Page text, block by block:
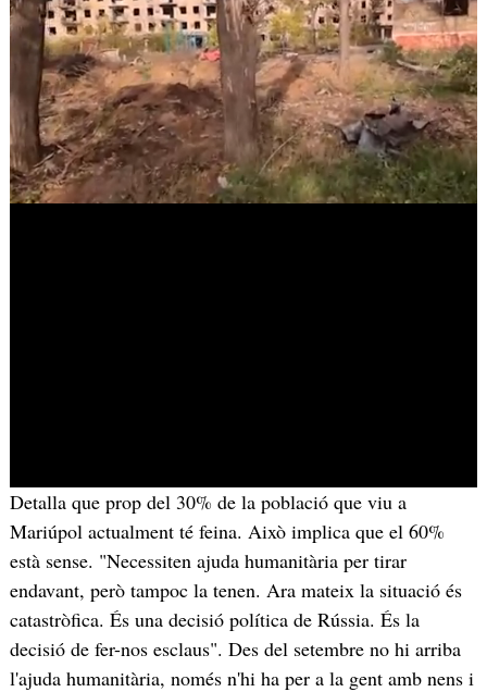
Detalla que prop del 30% de la població que viu a
Mariúpol actualment té feina. Això implica que el 60%
està sense. "Necessiten ajuda humanitària per tirar
endavant, però tampoc la tenen. Ara mateix la situació és
catastròfica. És una decisió política de Rússia. És la
decisió de fer-nos esclaus". Des del setembre no hi arriba
l'ajuda humanitària, només n'hi ha per a la gent amb nens i